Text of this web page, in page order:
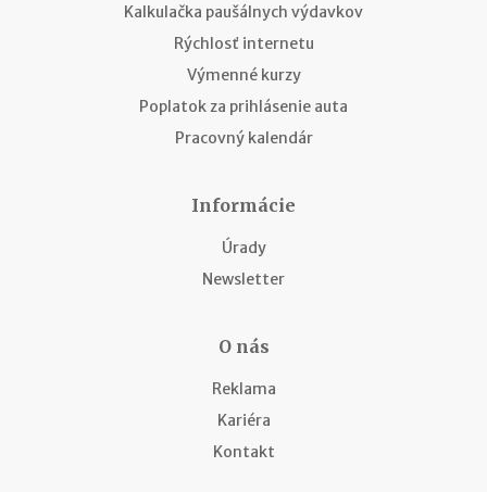
Kalkulačka paušálnych výdavkov
Rýchlosť internetu
Výmenné kurzy
Poplatok za prihlásenie auta
Pracovný kalendár
Informácie
Úrady
Newsletter
O nás
Reklama
Kariéra
Kontakt